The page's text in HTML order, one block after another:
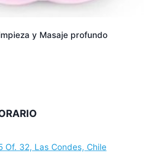
y Masaje profundo
Of. 32, Las Condes, Chile